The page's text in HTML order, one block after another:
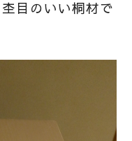
目のいい桐材で